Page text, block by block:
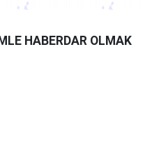
HABERDAR OLMAK